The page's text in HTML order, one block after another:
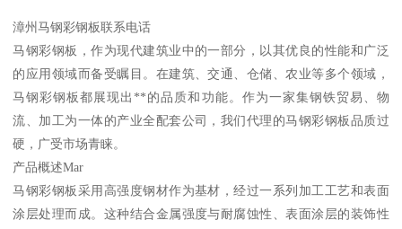
漳州马钢彩钢板联系电话
马钢彩钢板，作为现代建筑业中的一部分，以其优良的性能和广泛
的应用领域而备受瞩目。在建筑、交通、仓储、农业等多个领域，
马钢彩钢板都展现出**的品质和功能。作为一家集钢铁贸易、物
流、加工为一体的产业全配套公司，我们代理的马钢彩钢板品质过
硬，广受市场青睐。
产品概述Mar
马钢彩钢板采用高强度钢材作为基材，经过一系列加工工艺和表面
涂层处理而成。这种结合金属强度与耐腐蚀性、表面涂层的装饰性